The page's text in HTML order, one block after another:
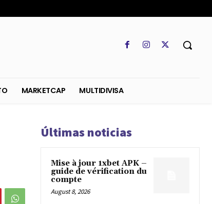
Últimas noticias
Mise à jour 1xbet APK –
guide de vérification du
compte
August 8, 2026